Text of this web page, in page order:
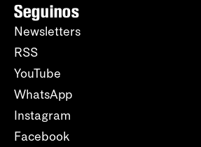
Seguinos
Newsletters
RSS
YouTube
WhatsApp
Instagram
Facebook